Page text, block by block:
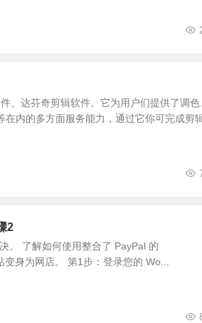
、达芬奇剪辑软件。它为用户们提供了调色
内的多方面服务能力，通过它你可完成剪辑
2
。 了解如何使用整合了 PayPal 的
身为网店。 第1步：登录您的 Wo...